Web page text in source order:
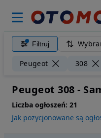
Filtruj
Peugeot 308
Peugeot 308 -
Liczba ogłoszeń: 21
Jak pozycjonowane są